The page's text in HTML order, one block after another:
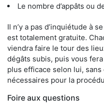
Le nombre d’appâts ou
Il n’y a pas d’inquiétude à
est totalement gratuite.
viendra faire le tour des
dégâts subis, puis vous
plus efficace selon lui,
nécessaires pour la
Foire aux questions